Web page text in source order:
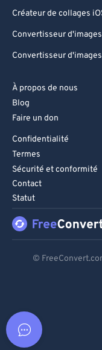
Créateur de collages
Convertisseur
Convertisseur
À propos de nous
Blog
Faire un don
Confidentialité
Termes
Sécurité et conformité
Contact
Statut
©